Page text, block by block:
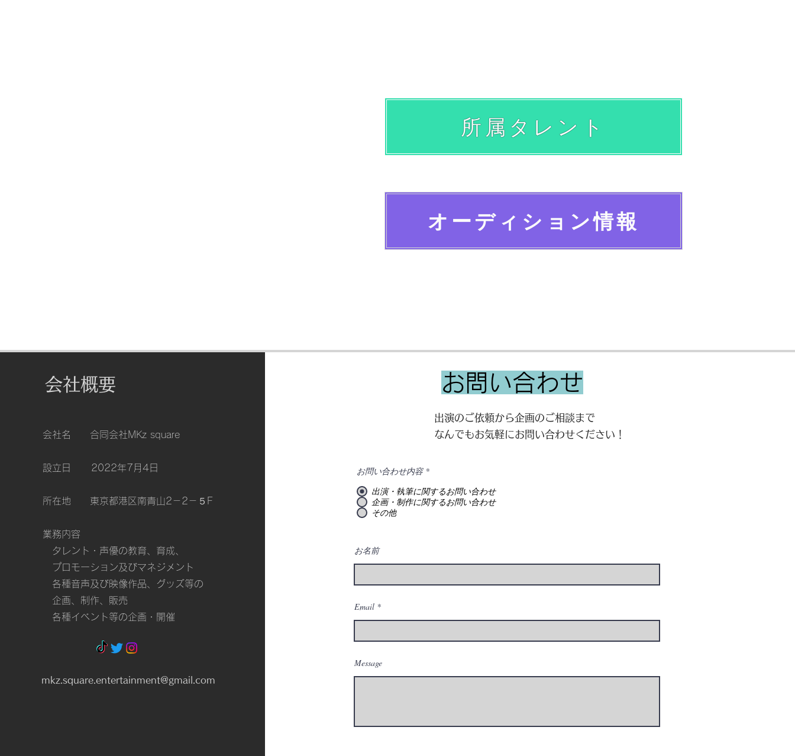
所属タレント
オーディション情報
​会社概要
会社名 合同会社MKz square
設立日 2022年7月4日
所在地 東京都港区南青山2－2－５F
業務内容
タレント・声優の教育、育成、
プロモーション及びマネジメント
各種音声及び映像作品、グッズ等の
企画、制作、販売
各種イベント等の企画・開催
mkz.square.entertainment@gmail.com
お問い合わせ
出演のご依頼から企画のご相談まで
なんでもお気軽にお問い合わせください！
お問い合わせ内容 *
出演・執筆に関するお問い合わせ
企画・制作に関するお問い合わせ
その他
お名前
Email
Message